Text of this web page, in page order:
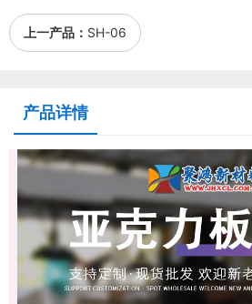
上一产品： SH-06
产品详情